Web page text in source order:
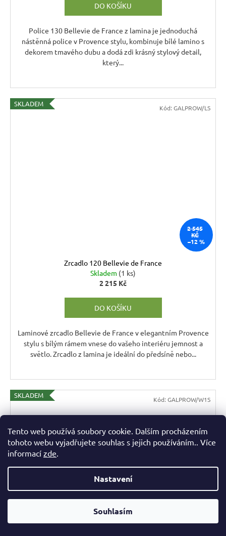
Tento web používá soubory cookie. Dalším procházením
tohoto webu vyjadřujete souhlas s jejich používáním.. Více
informací zde.
Nastavení
Souhlasím
DO KOŠÍKU
Police 130 Bellevie de France z lamina je jednoduchá
nástěnná police v Provence stylu, kombinuje bílé lamino s
dekorem tmavého dubu a dodá zdi krásný stylový detail,
který...
SKLADEM
2 545
KČ
–12 %
Zrcadlo 120 Bellevie de France
Skladem (1 ks)
2 215 Kč
DO KOŠÍKU
Laminové zrcadlo Bellevie de France v elegantním Provence
stylu s bílým rámem vnese do vašeho interiéru jemnost a
světlo. Zrcadlo z lamina je ideální do předsíně nebo...
Kód: GALPROW/LS
SKLADEM Kód: GALPROW/W1S